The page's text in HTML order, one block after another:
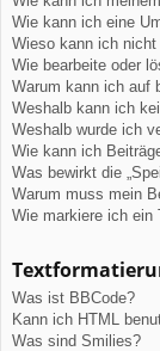
Wie kann ich eine
Wieso kann ich
Wie bearbeite oder
Warum kann ich auf
Weshalb kann ich
Weshalb wurde ich
Wie kann ich
Was bewirkt die
Warum muss mein
Wie markiere ich ein
Was ist BBCode?
Kann ich HTML
Was sind Smilies?